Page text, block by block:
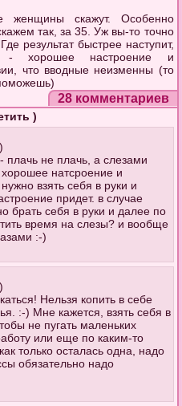
женщины скажут. Особенно
так, за 35. Уж вы-то точно
результат быстрее наступит,
- хорошее настроение и
что вводные неизменны (то
28 комментариев
)
)
плачь не плачь, а слезами
натсроение и
взять себя в руки и
придет. в случае
брать себя в руки и далее по
время на слезы? и вообще
:-)
)
Нельзя копить в себе
:-) Мне кажется, взять себя в
не пугать маленьких
или еще по каким-то
только осталась одна, надо
обязательно надо